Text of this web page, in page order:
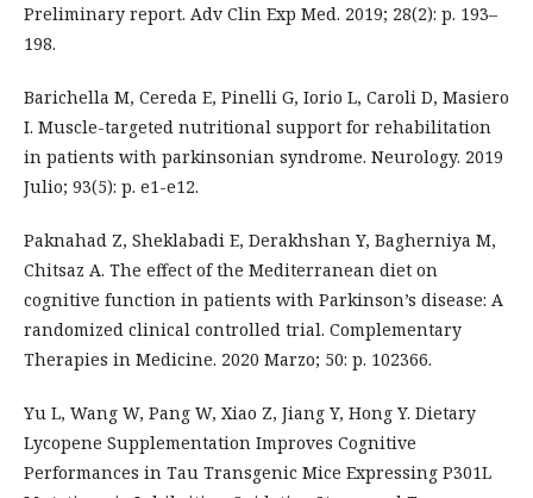
Preliminary report. Adv Clin Exp Med. 2019; 28(2): p. 193–
198.
Barichella M, Cereda E, Pinelli G, Iorio L, Caroli D, Masiero
I. Muscle-targeted nutritional support for rehabilitation
in patients with parkinsonian syndrome. Neurology. 2019
Julio; 93(5): p. e1-e12.
Paknahad Z, Sheklabadi E, Derakhshan Y, Bagherniya M,
Chitsaz A. The effect of the Mediterranean diet on
cognitive function in patients with Parkinson’s disease: A
randomized clinical controlled trial. Complementary
Therapies in Medicine. 2020 Marzo; 50: p. 102366.
Yu L, Wang W, Pang W, Xiao Z, Jiang Y, Hong Y. Dietary
Lycopene Supplementation Improves Cognitive
Performances in Tau Transgenic Mice Expressing P301L